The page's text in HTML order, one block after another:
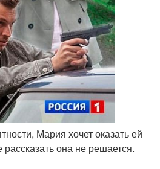
Мария хочет оказать ей
она не решается.